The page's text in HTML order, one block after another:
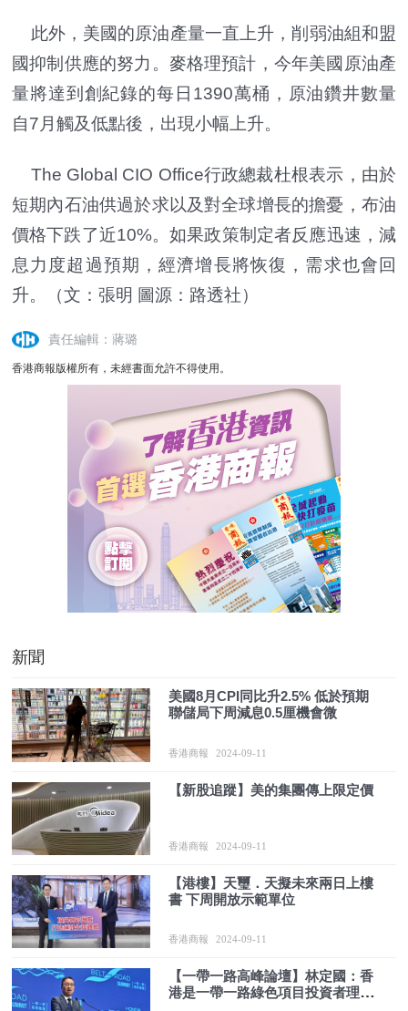
此外，美國的原油產量一直上升，削弱油組和盟
國抑制供應的努力。麥格理預計，今年美國原油產
量將達到創紀錄的每日1390萬桶，原油鑽井數量
自7月觸及低點後，出現小幅上升。
The Global CIO Office行政總裁杜根表示，由於
短期內石油供過於求以及對全球增長的擔憂，布油
價格下跌了近10%。如果政策制定者反應迅速，減
息力度超過預期，經濟增長將恢復，需求也會回
升。（文：張明 圖源：路透社）
責任編輯：蔣璐
香港商報版權所有，未經書面允許不得使用。
新聞
美國8月CPI同比升2.5% 低於預期
聯儲局下周減息0.5厘機會微
香港商報 2024-09-11
【新股追蹤】美的集團傳上限定價
香港商報 2024-09-11
【港樓】天璽．天擬未來兩日上樓
書 下周開放示範單位
香港商報 2024-09-11
​【一帶一路高峰論壇】林定國：香
港是一帶一路綠色項目投資者理想